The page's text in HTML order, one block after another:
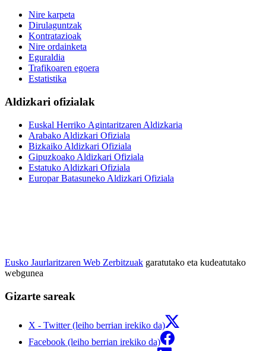
Nire karpeta
Dirulaguntzak
Kontratazioak
Nire ordainketa
Eguraldia
Trafikoaren egoera
Estatistika
Aldizkari ofizialak
Euskal Herriko Agintaritzaren Aldizkaria
Arabako Aldizkari Ofiziala
Bizkaiko Aldizkari Ofiziala
Gipuzkoako Aldizkari Ofiziala
Estatuko Aldizkari Ofiziala
Europar Batasuneko Aldizkari Ofiziala
Eusko Jaurlaritzaren Web Zerbitzuak garatutako eta kudeatutako
webgunea
Gizarte sareak
X - Twitter (leiho berrian irekiko da)
Facebook (leiho berrian irekiko da)